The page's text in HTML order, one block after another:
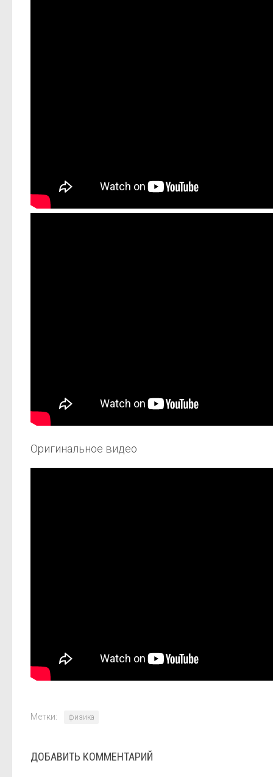
Оригинальное видео
Метки: физика
ДОБАВИТЬ КОММЕНТАРИЙ